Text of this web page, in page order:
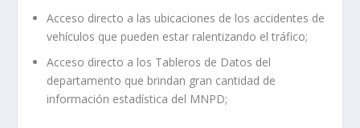
Acceso directo a las ubicaciones de los accidentes de
vehículos que pueden estar ralentizando el tráfico;
Acceso directo a los Tableros de Datos del
departamento que brindan gran cantidad de
información estadística del MNPD;